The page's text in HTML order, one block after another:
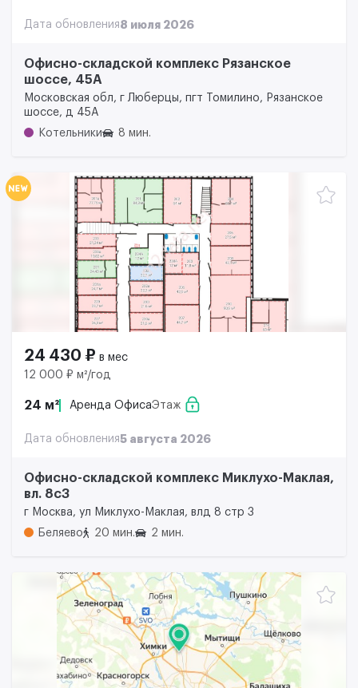
Дата обновления8 июля 2026
Офисно-складской комплекс Рязанское
шоссе, 45А
Московская обл, г Люберцы, пгт Томилино, Рязанское
шоссе, д 45А
Котельники
8 мин.
24 430 ₽ в мес
12 000 ₽ м²/год
24 м² Аренда ОфисаЭтаж
Дата обновления5 августа 2026
Офисно-складской комплекс Миклухо-Маклая,
вл. 8с3
г Москва, ул Миклухо-Маклая, влд 8 стр 3
Беляево
20 мин. 2 мин.